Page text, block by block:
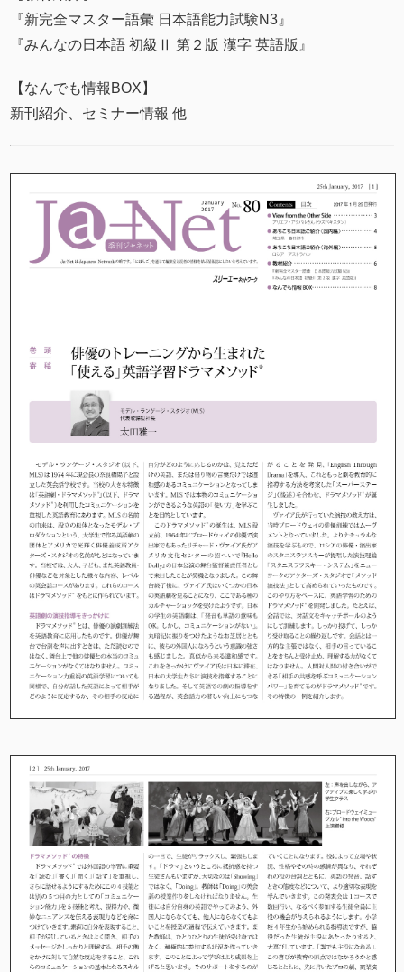
『新完全マスター語彙 日本語能力試験N3』
『みんなの日本語 初級Ⅱ 第２版 漢字 英語版』
【なんでも情報BOX】
新刊紹介、セミナー情報 他